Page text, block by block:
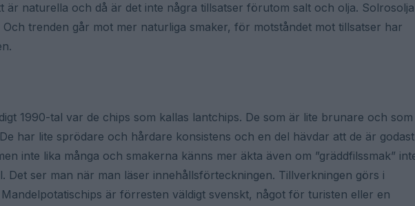
är naturella och då är det inte några tillsatser förutom salt och olja. Solrosolja
trenden går mot mer naturliga smaker, för motståndet mot tillsatser har
1990-tal var de chips som kallas lantchips. De som är lite brunare och som
har lite sprödare och hårdare konsistens och en del hävdar att de är
inte lika många och smakerna känns mer äkta även om ”gräddfilssmak”
Det ser man när man läser innehållsförteckningen. Tillverkningen görs i
är förresten väldigt svenskt, något för turisten eller en